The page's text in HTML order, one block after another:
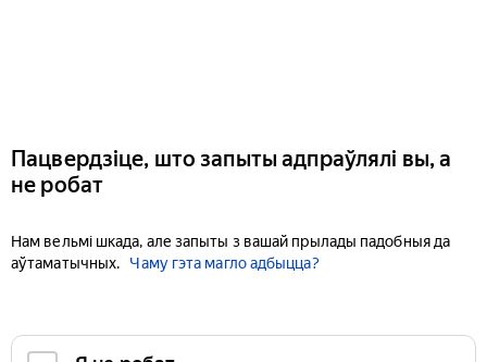
Пацвердзіце, што запыты адпраўлялі вы, а
не робат
Нам вельмі шкада, але запыты з вашай прылады падобныя да
аўтаматычных.
Чаму гэта магло адбыцца?